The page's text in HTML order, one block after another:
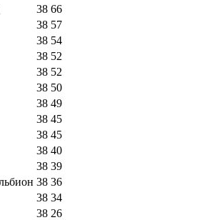
38 66
38 57
38 54
38 52
38 52
38 50
38 49
38 45
38 45
38 40
38 39
38 36
38 34
38 26